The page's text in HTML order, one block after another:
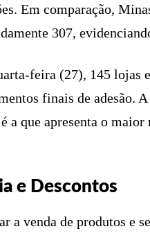
Em comparação,
307,
feira (27), 145 lojas
finais de adesão.
a que apresenta o
e Descontos
a venda de produtos e